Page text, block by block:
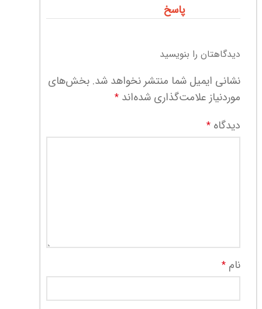
پاسخ
دیدگاهتان را بنویسید
نشانی ایمیل شما منتشر نخواهد شد. بخش‌های
موردنیاز علامت‌گذاری شده‌اند *
دیدگاه *
نام *